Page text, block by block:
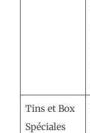
Tins et Box
Spéciales